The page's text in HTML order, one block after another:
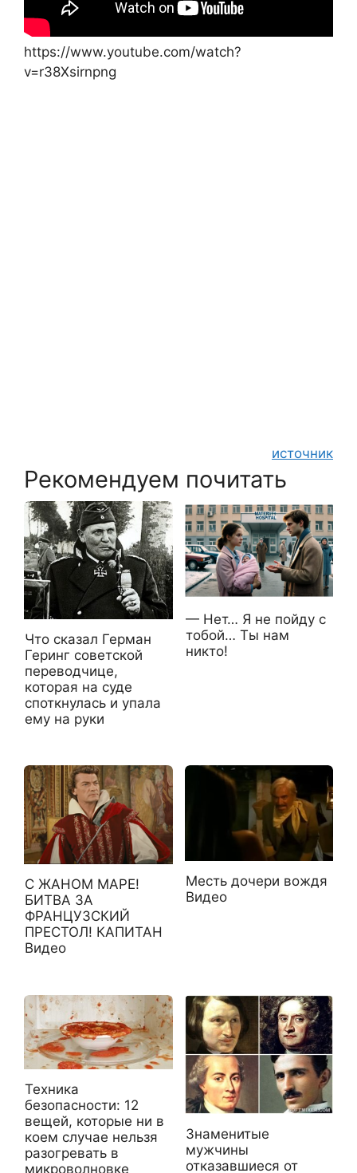
https://www.youtube.com/watch?
v=r38Xsirnpng
источник
Рекомендуем почитать
Что сказал Герман
Геринг советской
переводчице,
которая на суде
споткнулась и упала
ему на руки
— Нет… Я не пойду с
тобой… Ты нам
никто!
С ЖАНОМ МАРЕ!
БИТВА ЗА
ФРАНЦУЗСКИЙ
ПРЕСТОЛ! КАПИТАН
Видео
Месть дочери вождя
Видео
Техника
безопасности: 12
вещей, которые ни в
коем случае нельзя
разогревать в
микроволновке
Знаменитые
мужчины
отказавшиеся от